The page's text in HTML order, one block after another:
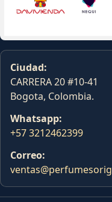
Ciudad:
CARRERA 20 #10-41
Bogota, Colombia.
Whatsapp:
+57 3212462399
Correo: